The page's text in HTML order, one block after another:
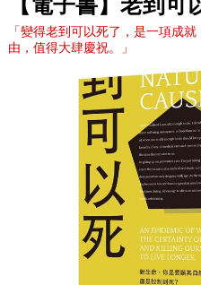
「變得老到可以死了，是一項成
由，值得大肆慶祝。」